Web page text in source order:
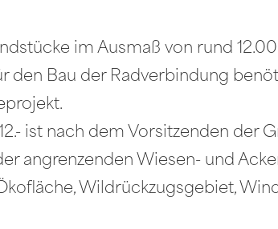
im Ausmaß von rund
Bau der Radverbindung
ist nach dem Vorsitzenden der
angrenzenden Wiesen- und
Wildrückzugsgebiet,